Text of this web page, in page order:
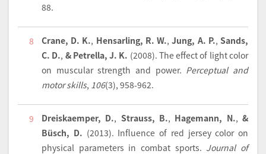
88.
8 Crane, D. K., Hensarling, R. W.,Jung, A. P.,Sands,
C. D., & Petrella, J. K. (2008). The effect of light color
on muscular strength and power. Perceptual and
motor skills, 106(3), 958-962.
9 Dreiskaemper, D., Strauss, B., Hagemann, N.,&
Büsch, D. (2013). Influence of red jersey color on
physical parameters in combat sports. Journal of